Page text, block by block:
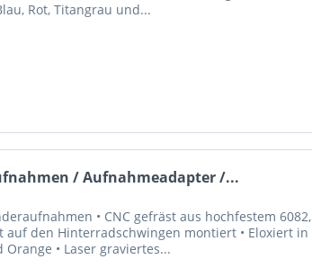
Rot, Titangrau und...
/ Aufnahmeadapter /...
• CNC gefräst aus hochfestem
den Hinterradschwingen montiert • Eloxiert in
• Laser graviertes...